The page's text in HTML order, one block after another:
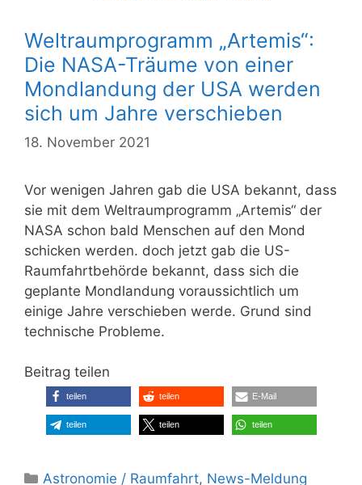
Weltraumprogramm „Artemis“:
Die NASA-Träume von einer
Mondlandung der USA werden
sich um Jahre verschieben
18. November 2021
Vor wenigen Jahren gab die USA bekannt, dass
sie mit dem Weltraumprogramm „Artemis“ der
NASA schon bald Menschen auf den Mond
schicken werden. doch jetzt gab die US-
Raumfahrtbehörde bekannt, dass sich die
geplante Mondlandung voraussichtlich um
einige Jahre verschieben werde. Grund sind
technische Probleme.
Beitrag teilen
teilen teilen E-Mail
teilen teilen teilen
Kategorien
Astronomie / Raumfahrt, News-Meldung